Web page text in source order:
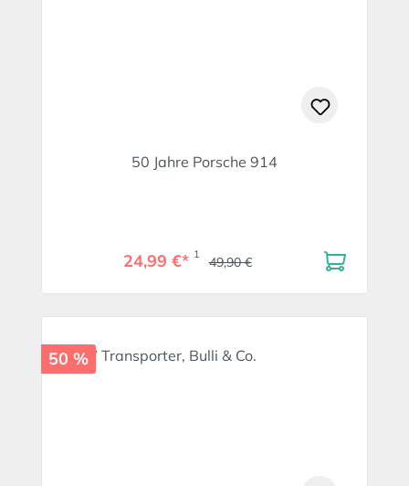
50 Jahre Porsche 914
24,99 €* 1 49,90 €
50 %